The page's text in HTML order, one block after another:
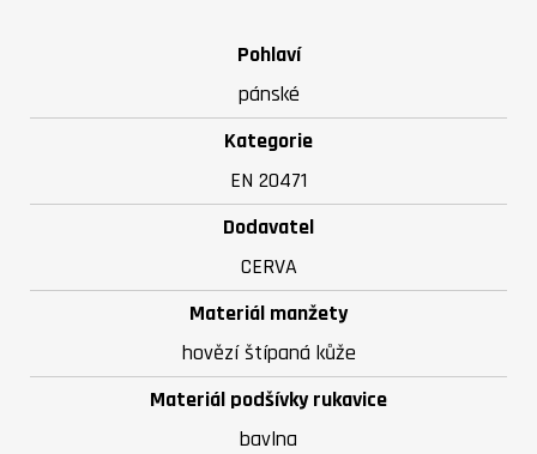
Pohlaví
pánské
Kategorie
EN 20471
Dodavatel
CERVA
Materiál manžety
hovězí štípaná kůže
Materiál podšívky rukavice
bavlna